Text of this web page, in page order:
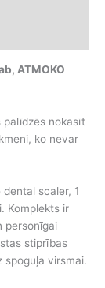
ATMOKO
palīdzēs nokasīt
ko nevar
scaler, 1
Komplekts ir
personīgai
stiprības
spoguļa virsmai.